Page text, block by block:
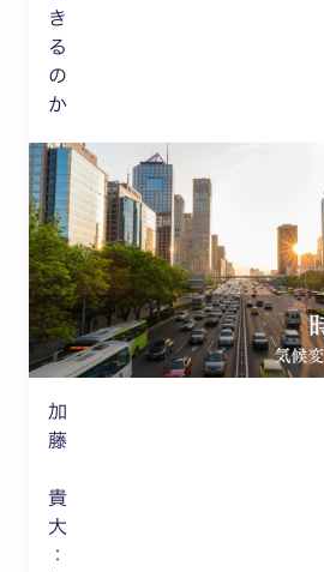
き
る
の
か
加
藤
貴
大
：